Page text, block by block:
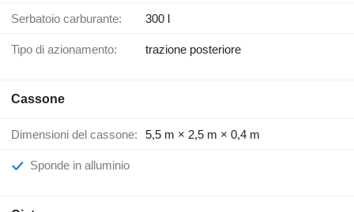
Serbatoio carburante: 300 l
Tipo di azionamento: trazione posteriore
Cassone
Dimensioni del cassone: 5,5 m × 2,5 m × 0,4 m
Sponde in alluminio